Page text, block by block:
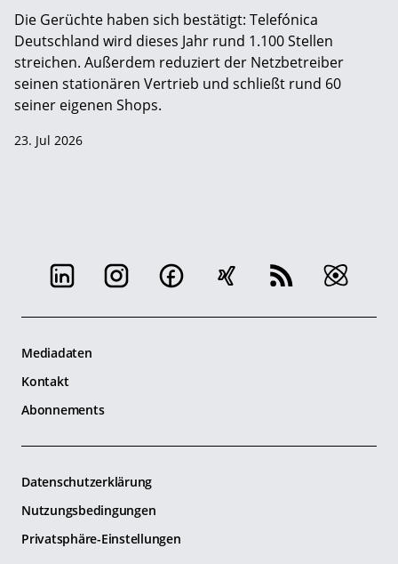
Die Gerüchte haben sich bestätigt: Telefónica
Deutschland wird dieses Jahr rund 1.100 Stellen
streichen. Außerdem reduziert der Netzbetreiber
seinen stationären Vertrieb und schließt rund 60
seiner eigenen Shops.
23. Jul 2026
Mediadaten
Kontakt
Abonnements
Datenschutzerklärung
Nutzungsbedingungen
Privatsphäre-Einstellungen